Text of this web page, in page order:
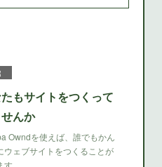
もサイトをつくって
んか
Owndを使えば、誰でもかん
ウェブサイトをつくることが
。